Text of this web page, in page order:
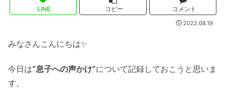
LINE コピー コメント
2022.08.19
みなさんこんにちは✨
今日は“息子への声かけ”について記録しておこうと思いま
す。